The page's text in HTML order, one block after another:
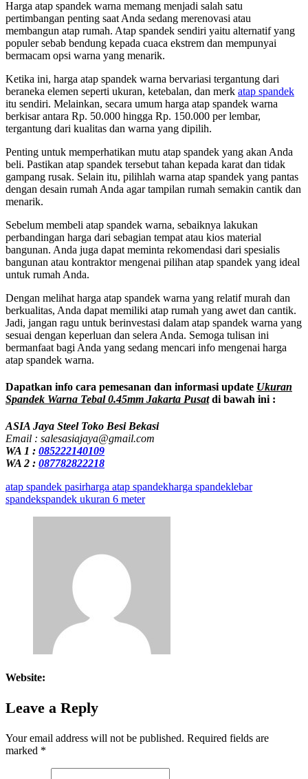
Harga atap spandek warna memang menjadi salah satu
pertimbangan penting saat Anda sedang merenovasi atau
membangun atap rumah. Atap spandek sendiri yaitu alternatif yang
populer sebab bendung kepada cuaca ekstrem dan mempunyai
bermacam opsi warna yang menarik.
Ketika ini, harga atap spandek warna bervariasi tergantung dari
beraneka elemen seperti ukuran, ketebalan, dan merk atap spandek
itu sendiri. Melainkan, secara umum harga atap spandek warna
berkisar antara Rp. 50.000 hingga Rp. 150.000 per lembar,
tergantung dari kualitas dan warna yang dipilih.
Penting untuk memperhatikan mutu atap spandek yang akan Anda
beli. Pastikan atap spandek tersebut tahan kepada karat dan tidak
gampang rusak. Selain itu, pilihlah warna atap spandek yang pantas
dengan desain rumah Anda agar tampilan rumah semakin cantik dan
menarik.
Sebelum membeli atap spandek warna, sebaiknya lakukan
perbandingan harga dari sebagian tempat atau kios material
bangunan. Anda juga dapat meminta rekomendasi dari spesialis
bangunan atau kontraktor mengenai pilihan atap spandek yang ideal
untuk rumah Anda.
Dengan melihat harga atap spandek warna yang relatif murah dan
berkualitas, Anda dapat memiliki atap rumah yang awet dan cantik.
Jadi, jangan ragu untuk berinvestasi dalam atap spandek warna yang
sesuai dengan keperluan dan selera Anda. Semoga tulisan ini
bermanfaat bagi Anda yang sedang mencari info mengenai harga
atap spandek warna.
Dapatkan info cara pemesanan dan informasi update Ukuran
Spandek Warna Tebal 0.45mm Jakarta Pusatdi bawah ini :
ASIA Jaya Steel Toko Besi Bekasi
Email : salesasiajaya@gmail.com
WA 1 : 085222140109
WA 2 : 087782822218
atap spandek pasirharga atap spandekharga spandeklebar
spandekspandek ukuran 6 meter
Website:
Leave a Reply
Your email address will not be published. Required fields are
marked *